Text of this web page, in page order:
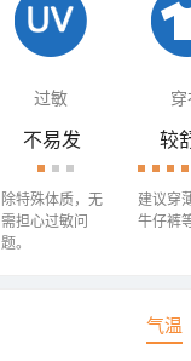
过敏 穿
不易发
除特殊体质，无
需担心过敏问
题。
较
建议穿
牛仔裤
气温